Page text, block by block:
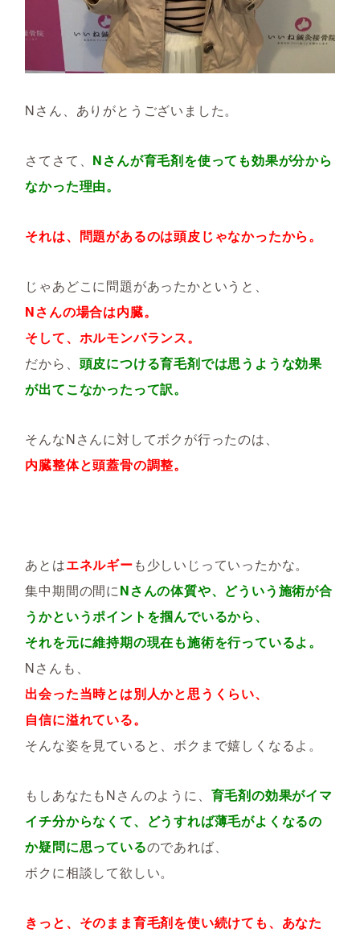
Nさん、ありがとうございました。
さてさて、 Nさんが育毛剤を使っても効果が分から
なかった理由。
それは、問題があるのは頭皮じゃなかったから。
じゃあどこに問題があったかというと、
Nさんの場合は内臓。
そして、ホルモンバランス。
だから、 頭皮につける育毛剤では思うような効果
が出てこなかったって訳。
そんなNさんに対してボクが行ったのは、
内臓整体と頭蓋骨の調整。
あとはエネルギーも少しいじっていったかな。
集中期間の間にNさんの体質や、どういう施術が合
うかというポイントを掴んでいるから、
それを元に維持期の現在も施術を行っているよ。
Nさんも、
出会った当時とは別人かと思うくらい、
自信に溢れている。
そんな姿を見ていると、ボクまで嬉しくなるよ。
もしあなたもNさんのように、 育毛剤の効果がイマ
イチ分からなくて、どうすれば薄毛がよくなるの
か疑問に思っているのであれば、
ボクに相談して欲しい。
きっと、そのまま育毛剤を使い続けても、あなた